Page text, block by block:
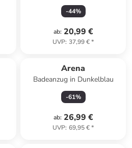
-44%
ab: 20,99 €
UVP: 37,99 €*
Arena
Badeanzug in Dunkelblau
-61%
ab: 26,99 €
UVP: 69,95 €*